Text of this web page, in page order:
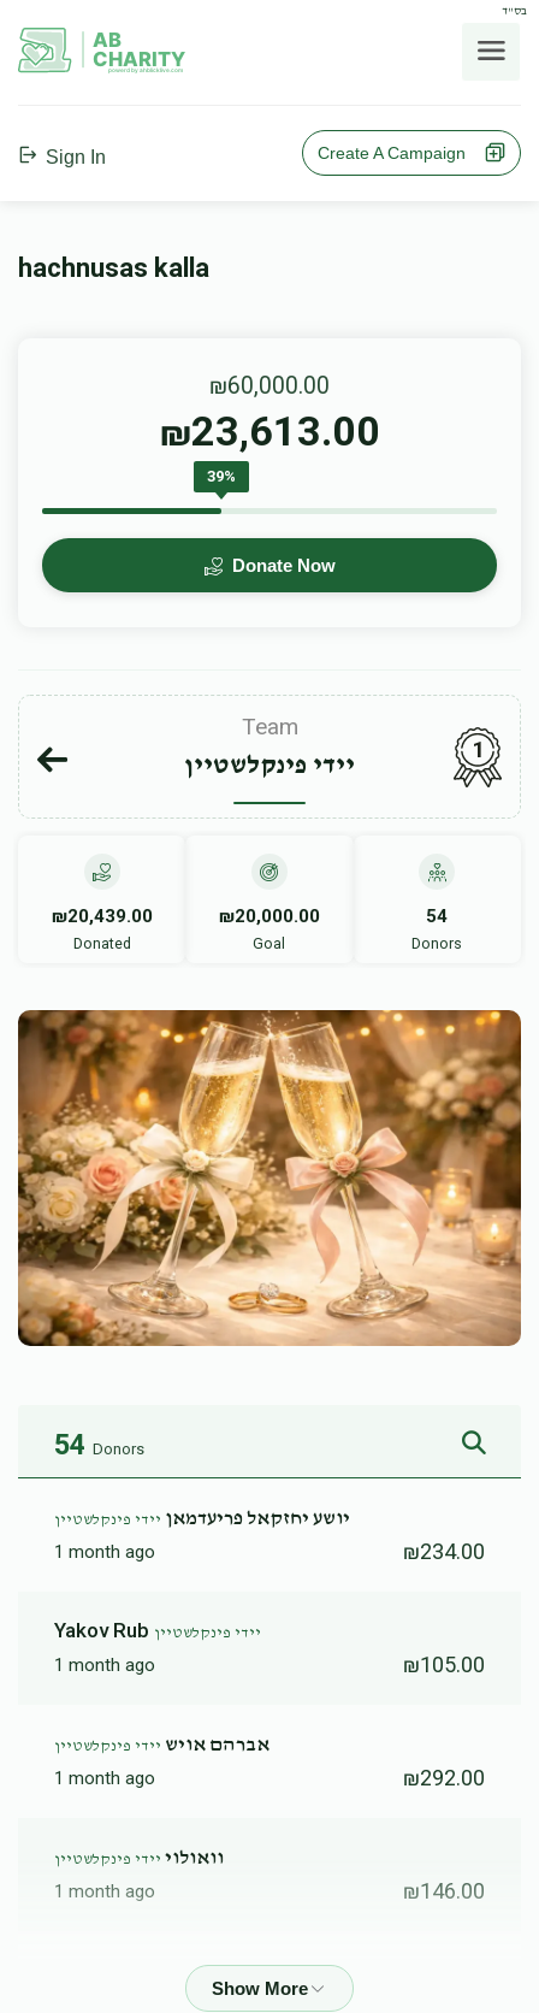
בס"ד
AB
CHARITY
powerd by ahblicklive.com
Sign In Create A Campaign
hachnusas kalla
₪60,000.00
₪23,613.00
39%
Donate Now
Team
יידי פינקלשטיין
1
₪20,439.00
Donated
₪20,000.00
Goal
54
Donors
54 Donors
יושע יחזקאל פריעדמאן יידי פינקלשטיין
1 month ago ₪234.00
Yakov Rub יידי פינקלשטיין
1 month ago ₪105.00
אברהם אויש יידי פינקלשטיין
1 month ago ₪292.00
וואולוי יידי פינקלשטיין
1 month ago ₪146.00
יידי פינקלשטיין